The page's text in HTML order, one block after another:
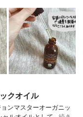
クオイル
ンマスターオーガニッ